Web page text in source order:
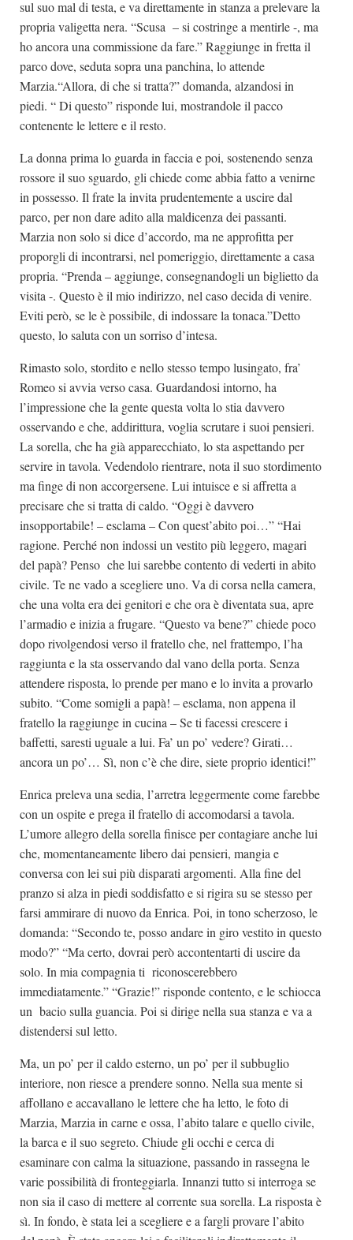
sul suo mal di testa, e va direttamente in stanza a prelevare la
propria valigetta nera. “Scusa – si costringe a mentirle -, ma
ho ancora una commissione da fare.” Raggiunge in fretta il
parco dove, seduta sopra una panchina, lo attende
Marzia.“Allora, di che si tratta?” domanda, alzandosi in
piedi. “ Di questo” risponde lui, mostrandole il pacco
contenente le lettere e il resto.
La donna prima lo guarda in faccia e poi, sostenendo senza
rossore il suo sguardo, gli chiede come abbia fatto a venirne
in possesso. Il frate la invita prudentemente a uscire dal
parco, per non dare adito alla maldicenza dei passanti.
Marzia non solo si dice d’accordo, ma ne approfitta per
proporgli di incontrarsi, nel pomeriggio, direttamente a casa
propria. “Prenda – aggiunge, consegnandogli un biglietto da
visita -. Questo è il mio indirizzo, nel caso decida di venire.
Eviti però, se le è possibile, di indossare la tonaca.”Detto
questo, lo saluta con un sorriso d’intesa.
Rimasto solo, stordito e nello stesso tempo lusingato, fra’
Romeo si avvia verso casa. Guardandosi intorno, ha
l’impressione che la gente questa volta lo stia davvero
osservando e che, addirittura, voglia scrutare i suoi pensieri.
La sorella, che ha già apparecchiato, lo sta aspettando per
servire in tavola. Vedendolo rientrare, nota il suo stordimento
ma finge di non accorgersene. Lui intuisce e si affretta a
precisare che si tratta di caldo. “Oggi è davvero
insopportabile! – esclama – Con quest’abito poi…” “Hai
ragione. Perché non indossi un vestito più leggero, magari
del papà? Penso che lui sarebbe contento di vederti in abito
civile. Te ne vado a scegliere uno. Va di corsa nella camera,
che una volta era dei genitori e che ora è diventata sua, apre
l’armadio e inizia a frugare. “Questo va bene?” chiede poco
dopo rivolgendosi verso il fratello che, nel frattempo, l’ha
raggiunta e la sta osservando dal vano della porta. Senza
attendere risposta, lo prende per mano e lo invita a provarlo
subito. “Come somigli a papà! – esclama, non appena il
fratello la raggiunge in cucina – Se ti facessi crescere i
baffetti, saresti uguale a lui. Fa’ un po’ vedere? Girati…
ancora un po’… Sì, non c’è che dire, siete proprio identici!”
Enrica preleva una sedia, l’arretra leggermente come farebbe
con un ospite e prega il fratello di accomodarsi a tavola.
L’umore allegro della sorella finisce per contagiare anche lui
che, momentaneamente libero dai pensieri, mangia e
conversa con lei sui più disparati argomenti. Alla fine del
pranzo si alza in piedi soddisfatto e si rigira su se stesso per
farsi ammirare di nuovo da Enrica. Poi, in tono scherzoso, le
domanda: “Secondo te, posso andare in giro vestito in questo
modo?” “Ma certo, dovrai però accontentarti di uscire da
solo. In mia compagnia ti riconoscerebbero
immediatamente.” “Grazie!” risponde contento, e le schiocca
un bacio sulla guancia. Poi si dirige nella sua stanza e va a
distendersi sul letto.
Ma, un po’ per il caldo esterno, un po’ per il subbuglio
interiore, non riesce a prendere sonno. Nella sua mente si
affollano e accavallano le lettere che ha letto, le foto di
Marzia, Marzia in carne e ossa, l’abito talare e quello civile,
la barca e il suo segreto. Chiude gli occhi e cerca di
esaminare con calma la situazione, passando in rassegna le
varie possibilità di fronteggiarla. Innanzi tutto si interroga se
non sia il caso di mettere al corrente sua sorella. La risposta è
sì. In fondo, è stata lei a scegliere e a fargli provare l’abito